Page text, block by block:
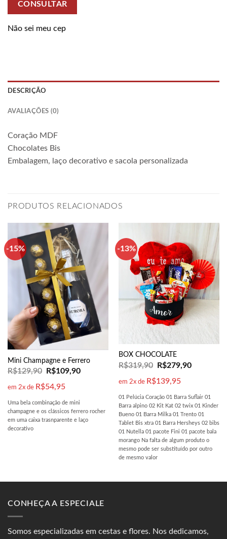
CONSULTAR
Não sei meu cep
DESCRIÇÃO
AVALIAÇÕES (0)
Coração MDF
Chocolates Bis
Embalagem, laço decorativo e sacola personalizada
PRODUTOS RELACIONADOS
-15%
Mini Champagne e Ferrero
R$129,90 R$109,90
em 2x de R$54,95
Uma bela combinação de mini
champagne e os clássicos ferrero rocher
em uma caixa trasnparente e laço
decorativo
-13%
BOX CHOCOLATE
R$319,90 R$279,90
em 2x de R$139,95
01 Pelúcia Coração 01 Barra Suflair 01
Barra alpino 02 Kit Kat 02 twix 01 Kinder
Bueno 01 Barra Milka 01 Trento 01
Tablet Bis xtra 01 Barra Hersheys 02 bibs
01 Nutella 01 pacote Fini 01 pacote bala
morango Na falta de algum produto o
mesmo pode ser substituído por outro
de mesmo valor
CONHEÇA A ESPECIALE
Somos especializadas em cestas e flores. Nos dedicamos,